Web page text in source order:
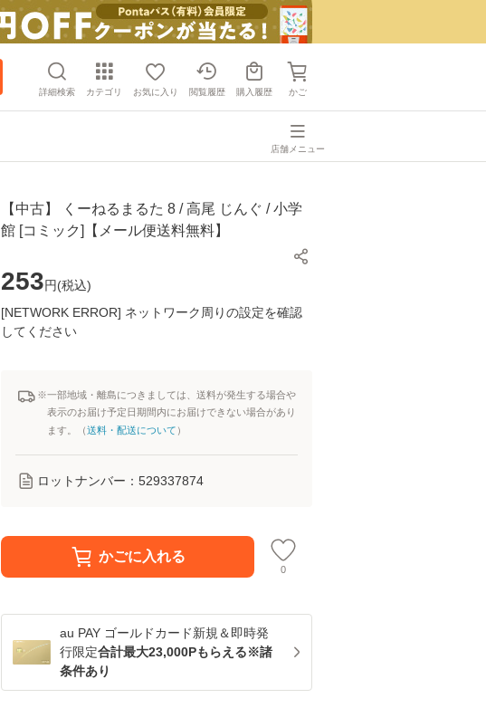
詳細検索 カテゴリ お気に入り 閲覧履歴 購入履歴 かご
店舗メニュー
【中古】 くーねるまるた 8 / 高尾 じんぐ / 小学
館 [コミック]【メール便送料無料】
253円(税込)
[NETWORK ERROR] ネットワーク周りの設定を確認
してください
※一部地域・離島につきましては、送料が発生する場合や
表示のお届け予定日期間内にお届けできない場合があり
ます。（送料・配送について ）
ロットナンバー： 529337874
かごに入れる
0
au PAY ゴールドカード新規＆即時発
行限定合計最大23,000Pもらえる※諸
条件あり